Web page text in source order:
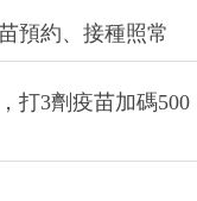
預約、接種照常
打3劑疫苗加碼500